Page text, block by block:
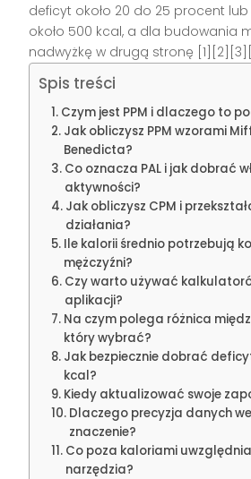
deficyt około 20 do 25 procent lub
około 500 kcal, a dla budowania
nadwyżkę w drugą stronę
Spis treści
Czym jest PPM i dlaczego to
Jak obliczysz PPM wzorami
Benedicta?
Co oznacza PAL i jak dobrać
aktywności?
Jak obliczysz CPM i
działania?
Ile kalorii średnio potrzebują
mężczyźni?
Czy warto używać
aplikacji?
Na czym polega różnica
który wybrać?
Jak bezpiecznie dobrać
kcal?
Kiedy aktualizować swoje
Dlaczego precyzja danych
znaczenie?
Co poza kaloriami
narzędzia?